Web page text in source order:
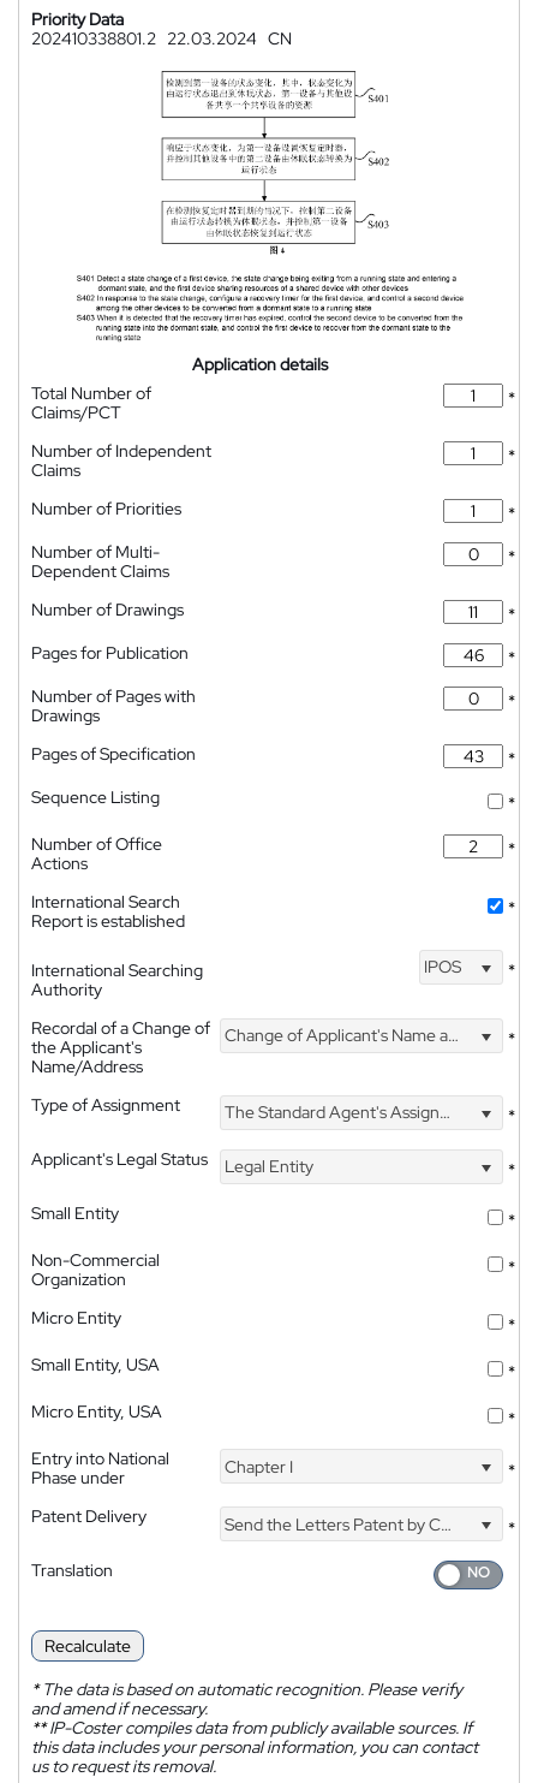
Priority Data
202410338801.2 22.03.2024 CN
Application details
Total Number of
Claims/PCT
*
Number of Independent
Claims
*
Number of Priorities
*
Number of Multi-
Dependent Claims
*
Number of Drawings
*
Pages for Publication
*
Number of Pages with
Drawings
*
Pages of Specification
*
Sequence Listing
*
Number of Office
Actions
*
International Search
Report is established
*
International Searching
Authority
IPOS *
Recordal of a Change of
the Applicant's
Name/Address
Change of Applicant's Name and Address *
Type of Assignment The Standard Agent's Assignment
*
Applicant's Legal Status
Legal Entity
*
Small Entity
*
Non-Commercial
Organization
*
Micro Entity
*
Small Entity, USA
*
Micro Entity, USA
*
Entry into National
Phase under
Chapter I *
Patent Delivery Send the Letters Patent by Courier
*
Translation
Recalculate
*The data is based on automatic recognition. Please verify
and amend if necessary.
**IP-Coster compiles data from publicly available sources. If
this data includes your personal information, you can contact
us to request its removal.